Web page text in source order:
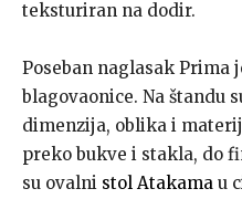
teksturiran na dodir.
Poseban naglasak Prima
blagovaonice. Na štandu
dimenzija, oblika i
preko bukve i stakla, do
su ovalni stol Atakama u